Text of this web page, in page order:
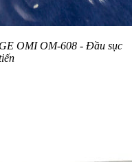
OMI OM-608 - Đầu sục